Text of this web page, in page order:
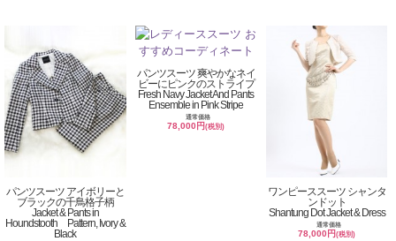
パンツスーツ アイボリーと
ブラックの千鳥格子柄
Jacket & Pants in
Houndstooth Pattern, Ivory &
Black
パンツスーツ 爽やかなネイ
ビーにピンクのストライプ
Fresh Navy Jacket And Pants
Ensemble in Pink Stripe
通常価格
78,000円(税別)
ワンピーススーツ シャンタ
ンドット
Shantung Dot Jacket & Dress
通常価格
78,000円(税別)